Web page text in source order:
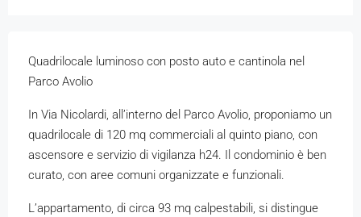
Quadrilocale luminoso con posto auto e cantinola nel
Parco Avolio
In Via Nicolardi, all’interno del Parco Avolio, proponiamo un
quadrilocale di 120 mq commerciali al quinto piano, con
ascensore e servizio di vigilanza h24. Il condominio è ben
curato, con aree comuni organizzate e funzionali.
L’appartamento, di circa 93 mq calpestabili, si distingue